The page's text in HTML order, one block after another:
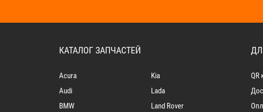
КАТАЛОГ ЗАПЧАСТЕЙ
Acura
Audi
BMW
Kia
Lada
Land Rover
QR